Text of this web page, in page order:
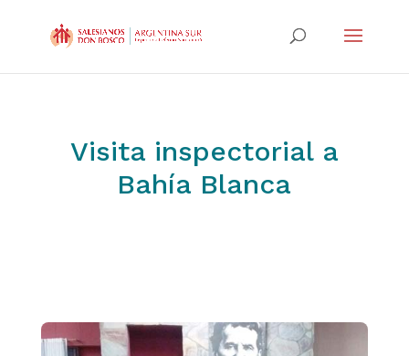
Visita inspectorial a
Bahía Blanca